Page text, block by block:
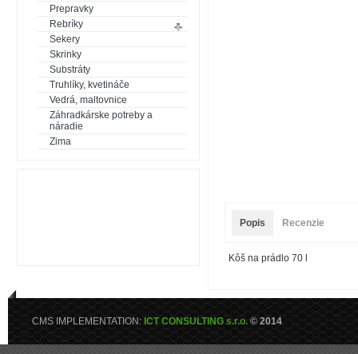
Prepravky
Rebríky
Sekery
Skrinky
Substráty
Truhlíky, kvetináče
Vedrá, maltovnice
Záhradkárske potreby a
náradie
Zima
Popis Recenzie
Kôš na prádlo 70 l
CMS IMPLEMENTATION: ICT CONSULTING s.r.o. © 2014